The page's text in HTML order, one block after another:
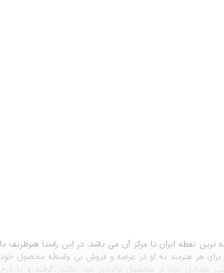
ترین نقطه ایران تا مرکز آن می باشد. در این راستا هنرظریف با
هر هنرمند به او در عرضه و فروش بی واسطه محصول خود
موبایل خود از محصول تولیدی خود عکس گرفته و با درج